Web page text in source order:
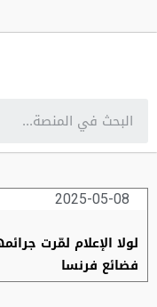
2025-05-08
فضائع فرنسا